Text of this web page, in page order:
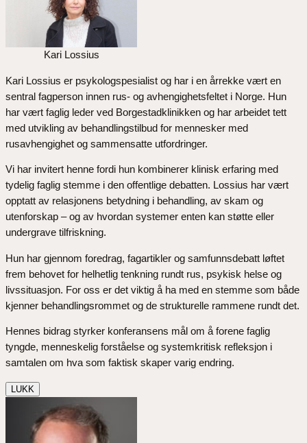
Kari Lossius
Kari Lossius er psykologspesialist og har i en årrekke vært en
sentral fagperson innen rus- og avhengighetsfeltet i Norge. Hun
har vært faglig leder ved Borgestadklinikken og har arbeidet tett
med utvikling av behandlingstilbud for mennesker med
rusavhengighet og sammensatte utfordringer.
Vi har invitert henne fordi hun kombinerer klinisk erfaring med
tydelig faglig stemme i den offentlige debatten. Lossius har vært
opptatt av relasjonens betydning i behandling, av skam og
utenforskap – og av hvordan systemer enten kan støtte eller
undergrave tilfriskning.
Hun har gjennom foredrag, fagartikler og samfunnsdebatt løftet
frem behovet for helhetlig tenkning rundt rus, psykisk helse og
livssituasjon. For oss er det viktig å ha med en stemme som både
kjenner behandlingsrommet og de strukturelle rammene rundt det.
Hennes bidrag styrker konferansens mål om å forene faglig
tyngde, menneskelig forståelse og systemkritisk refleksjon i
samtalen om hva som faktisk skaper varig endring.
LUKK